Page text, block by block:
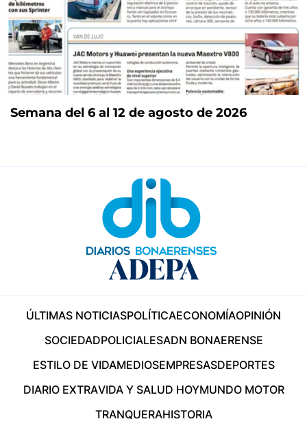
Semana del 6 al 12 de agosto de 2026
ÚLTIMAS NOTICIASPOLÍTICAECONOMÍAOPINIÓN
SOCIEDADPOLICIALESADN BONAERENSE
ESTILO DE VIDAMEDIOSEMPRESASDEPORTES
DIARIO EXTRAVIDA Y SALUD HOYMUNDO MOTOR
TRANQUERAHISTORIA